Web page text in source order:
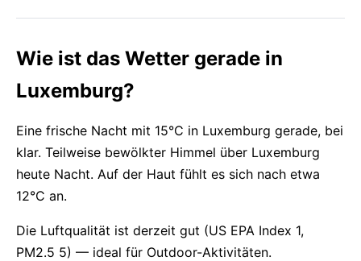
Wie ist das Wetter gerade in
Luxemburg?
Eine frische Nacht mit 15°C in Luxemburg gerade, bei
klar. Teilweise bewölkter Himmel über Luxemburg
heute Nacht. Auf der Haut fühlt es sich nach etwa
12°C an.
Die Luftqualität ist derzeit gut (US EPA Index 1,
PM2.5 5) — ideal für Outdoor-Aktivitäten.